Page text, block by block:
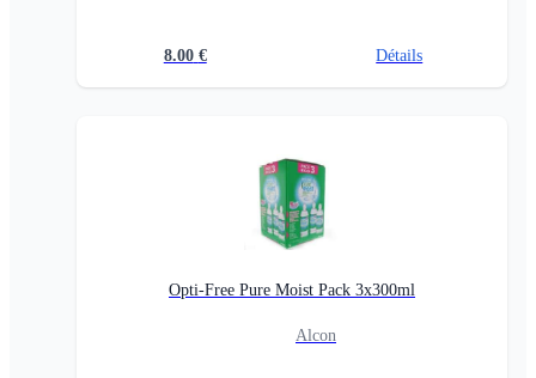
8.00 € Détails
Opti-Free Pure Moist Pack 3x300ml
Alcon